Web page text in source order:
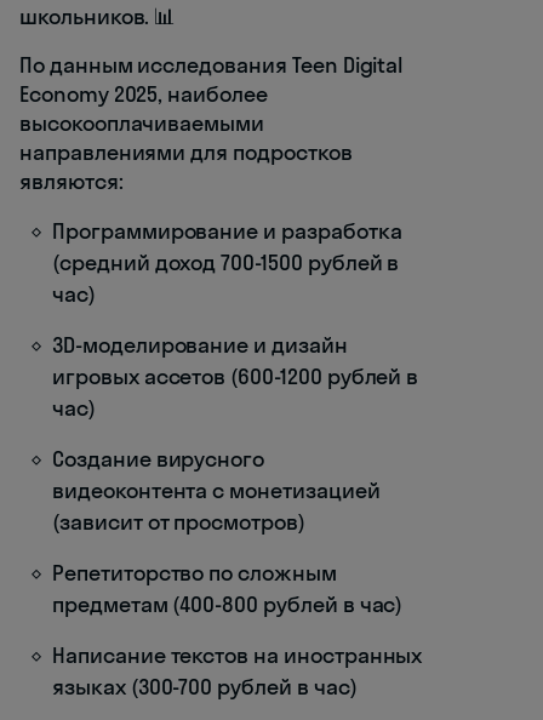
школьников. 📊
По данным исследования Teen Digital
Economy 2025, наиболее
высокооплачиваемыми
направлениями для подростков
являются:
Программирование и разработка
(средний доход 700-1500 рублей в
час)
3D-моделирование и дизайн
игровых ассетов (600-1200 рублей в
час)
Создание вирусного
видеоконтента с монетизацией
(зависит от просмотров)
Репетиторство по сложным
предметам (400-800 рублей в час)
Написание текстов на иностранных
языках (300-700 рублей в час)